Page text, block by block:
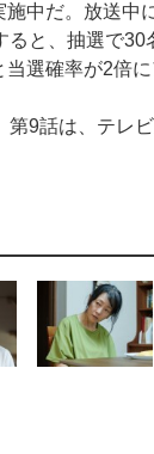
中だ。放送中
と、抽選で
選確率が2倍に
9話は、テレ